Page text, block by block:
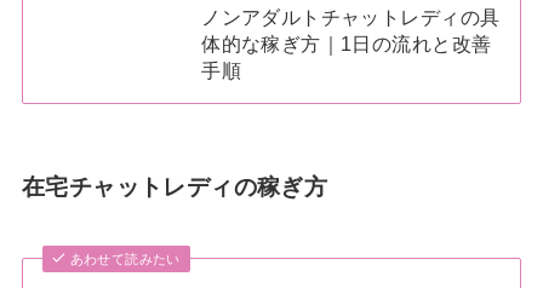
ノンアダルトチャットレディの具
体的な稼ぎ方｜1日の流れと改善
手順
在宅チャットレディの稼ぎ方
あわせて読みたい